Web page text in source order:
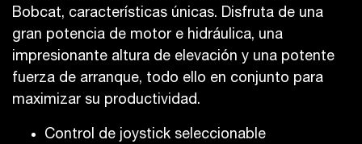
Bobcat, características únicas. Disfruta de una
gran potencia de motor e hidráulica, una
impresionante altura de elevación y una potente
fuerza de arranque, todo ello en conjunto para
maximizar su productividad.
Control de joystick seleccionable